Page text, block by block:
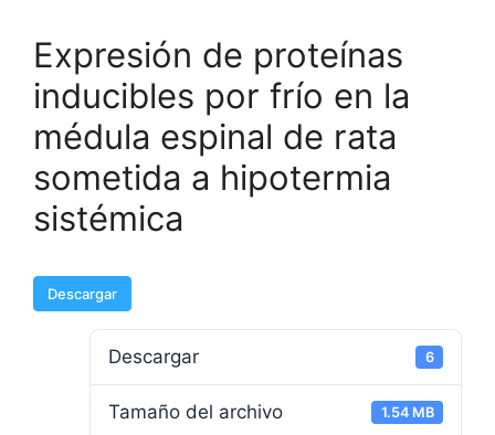
Expresión de proteínas
inducibles por frío en la
médula espinal de rata
sometida a hipotermia
sistémica
Descargar
Descargar 6
Tamaño del archivo 1.54 MB